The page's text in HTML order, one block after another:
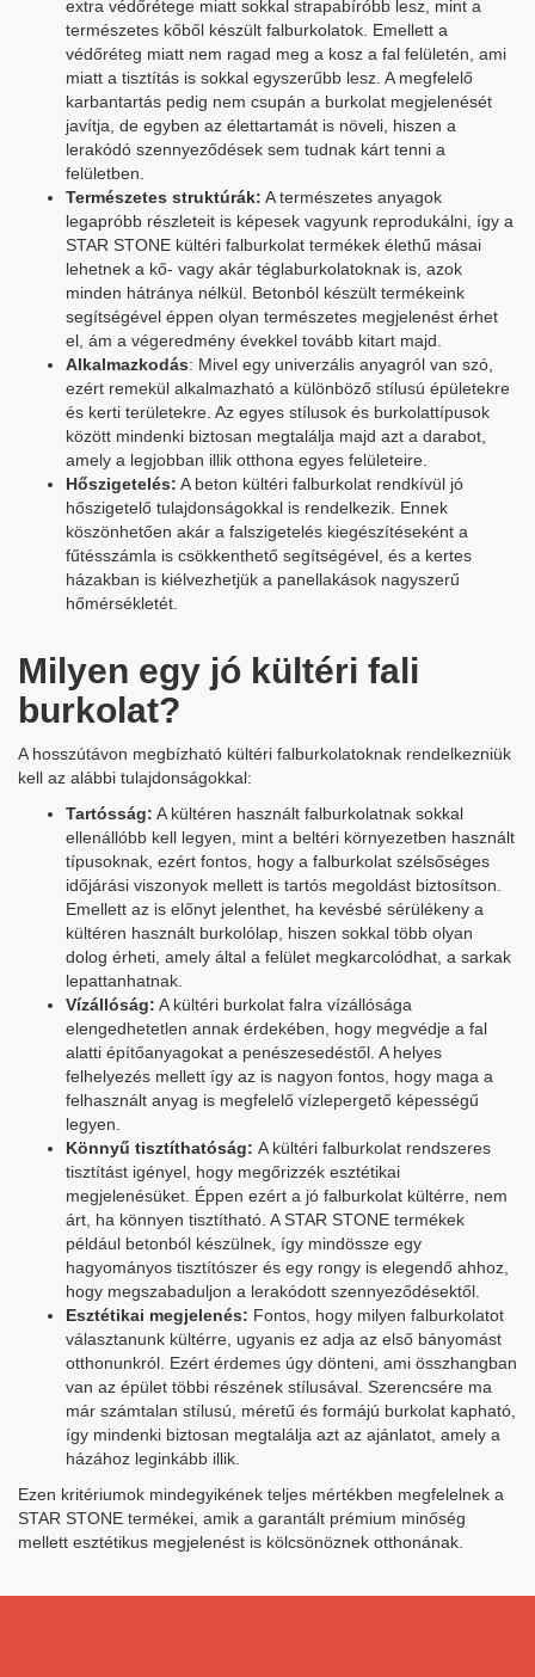
extra védőrétege miatt sokkal strapabíróbb lesz, mint a
természetes kőből készült falburkolatok. Emellett a
védőréteg miatt nem ragad meg a kosz a fal felületén, ami
miatt a tisztítás is sokkal egyszerűbb lesz. A megfelelő
karbantartás pedig nem csupán a burkolat megjelenését
javítja, de egyben az élettartamát is növeli, hiszen a
lerakódó szennyeződések sem tudnak kárt tenni a
felületben.
Természetes struktúrák: A természetes anyagok
legapróbb részleteit is képesek vagyunk reprodukálni, így a
STAR STONE kültéri falburkolat termékek élethű másai
lehetnek a kő- vagy akár téglaburkolatoknak is, azok
minden hátránya nélkül. Betonból készült termékeink
segítségével éppen olyan természetes megjelenést érhet
el, ám a végeredmény évekkel tovább kitart majd.
Alkalmazkodás: Mivel egy univerzális anyagról van szó,
ezért remekül alkalmazható a különböző stílusú épületekre
és kerti területekre. Az egyes stílusok és burkolattípusok
között mindenki biztosan megtalálja majd azt a darabot,
amely a legjobban illik otthona egyes felületeire.
Hőszigetelés: A beton kültéri falburkolat rendkívül jó
hőszigetelő tulajdonságokkal is rendelkezik. Ennek
köszönhetően akár a falszigetelés kiegészítéseként a
fűtésszámla is csökkenthető segítségével, és a kertes
házakban is kiélvezhetjük a panellakások nagyszerű
hőmérsékletét.
Milyen egy jó kültéri fali
burkolat?
A hosszútávon megbízható kültéri falburkolatoknak rendelkezniük
kell az alábbi tulajdonságokkal:
Tartósság: A kültéren használt falburkolatnak sokkal
ellenállóbb kell legyen, mint a beltéri környezetben használt
típusoknak, ezért fontos, hogy a falburkolat szélsőséges
időjárási viszonyok mellett is tartós megoldást biztosítson.
Emellett az is előnyt jelenthet, ha kevésbé sérülékeny a
kültéren használt burkolólap, hiszen sokkal több olyan
dolog érheti, amely által a felület megkarcolódhat, a sarkak
lepattanhatnak.
Vízállóság: A kültéri burkolat falra vízállósága
elengedhetetlen annak érdekében, hogy megvédje a fal
alatti építőanyagokat a penészesedéstől. A helyes
felhelyezés mellett így az is nagyon fontos, hogy maga a
felhasznált anyag is megfelelő vízlepergető képességű
legyen.
Könnyű tisztíthatóság: A kültéri falburkolat rendszeres
tisztítást igényel, hogy megőrizzék esztétikai
megjelenésüket. Éppen ezért a jó falburkolat kültérre, nem
árt, ha könnyen tisztítható. A STAR STONE termékek
például betonból készülnek, így mindössze egy
hagyományos tisztítószer és egy rongy is elegendő ahhoz,
hogy megszabaduljon a lerakódott szennyeződésektől.
Esztétikai megjelenés: Fontos, hogy milyen falburkolatot
választanunk kültérre, ugyanis ez adja az első bányomást
otthonunkról. Ezért érdemes úgy dönteni, ami összhangban
van az épület többi részének stílusával. Szerencsére ma
már számtalan stílusú, méretű és formájú burkolat kapható,
így mindenki biztosan megtalálja azt az ajánlatot, amely a
házához leginkább illik.
Ezen kritériumok mindegyikének teljes mértékben megfelelnek a
STAR STONE termékei, amik a garantált prémium minőség
mellett esztétikus megjelenést is kölcsönöznek otthonának.